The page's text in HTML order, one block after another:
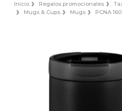
Inicio Regalos promocionales
Mugs & Cups
Mugs PCNA